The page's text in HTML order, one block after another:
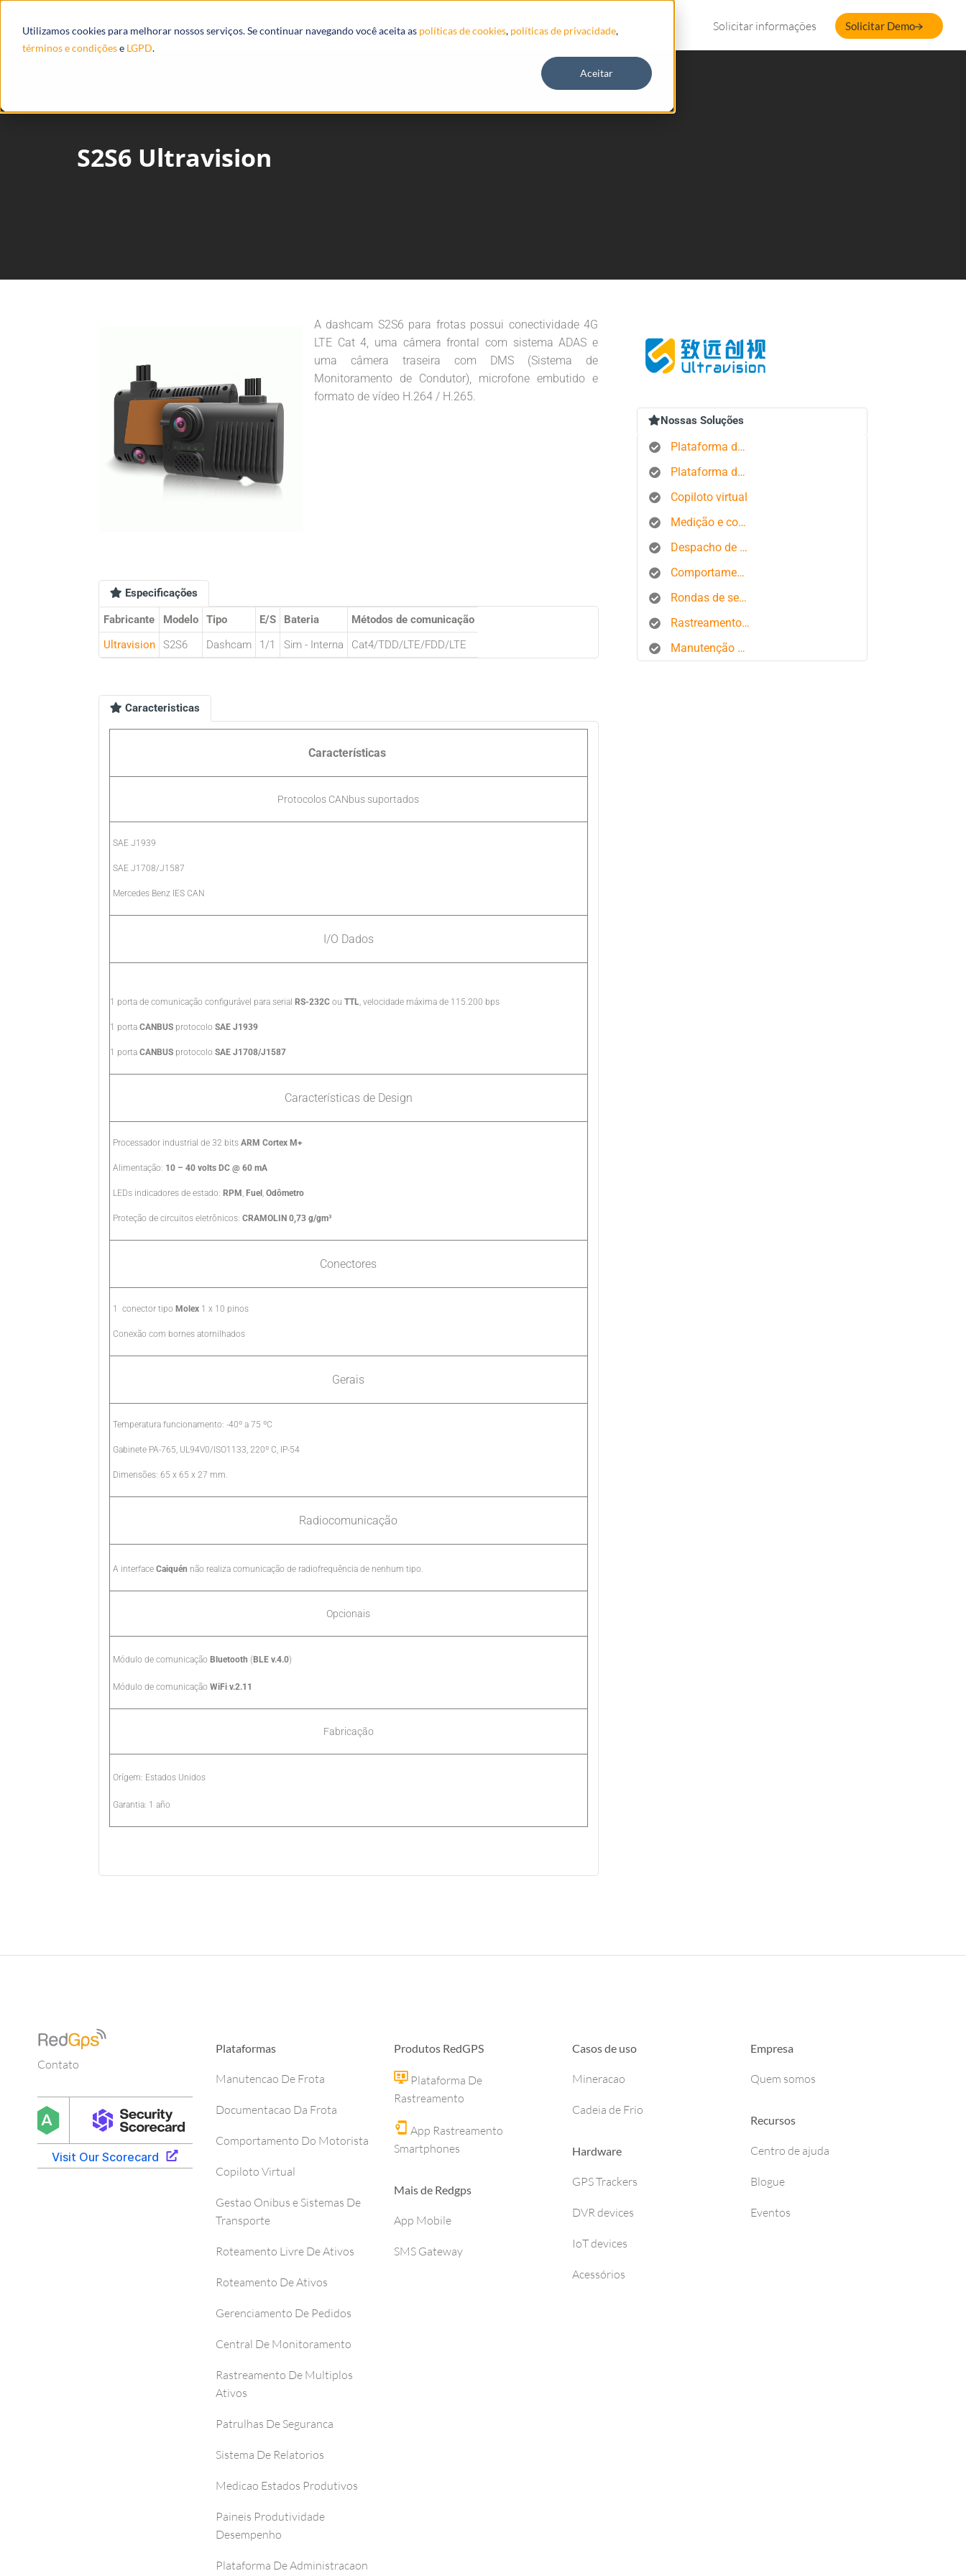
Utilizamos cookies para melhorar nossos serviços. Se continuar navegando você aceita as políticas de cookies, políticas de privacidade,
términos e condiçõese LGPD.
Aceitar
Produtos Ecossistema Integrações Recursos Solicitar informações Solicitar Demo
S2S6 Ultravision
A dashcam S2S6 para frotas possui conectividade 4G
LTE Cat 4, uma câmera frontal com sistema ADAS e
uma câmera traseira com DMS (Sistema de
Monitoramento de Condutor), microfone embutido e
formato de vídeo H.264 / H.265.
Especificações
Fabricante Modelo Tipo E/S Bateria
Métodos de comunicação
Ultravision
S2S6 Dashcam 1/1 Sim - Interna Cat4/TDD/LTE/FDD/LTE
Caracteristicas
Características
Protocolos CANbus suportados
SAE J1939
SAE J1708/J1587
Mercedes Benz IES CAN
I/O Dados
1 porta de comunicação configurável para serial RS-232Cou TTL, velocidade máxima de 115.200 bps
1 porta CANBUSprotocolo SAE J1939
1 porta CANBUSprotocolo SAE J1708/J1587
Características de Design
Processador industrial de 32 bits ARM Cortex M+
Alimentação: 10 – 40 volts DC @ 60 mA
LEDs indicadores de estado: RPM , Fuel , Odômetro
Proteção de circuitos eletrônicos: CRAMOLIN 0,73 g/gm³
Conectores
1 conector tipo Molex1 x 10 pinos
Conexão com bornes atornilhados
Gerais
Temperatura funcionamento: -40º a 75 ºC
Gabinete PA-765, UL94V0/ISO1133, 220º C, IP-54
Dimensões: 65 x 65 x 27 mm.
Radiocomunicação
A interface Caiquén não realiza comunicação de radiofrequência de nenhum tipo.
Opcionais
Módulo de comunicação Bluetooth ( BLE v.4.0)
Módulo de comunicação WiFi v.2.11
Fabricação
Orígem: Estados Unidos
Garantia: 1 año
Nossas Soluções
Plataforma de rastreamento GPS
Plataforma de gerenciamento de pedidos
Copiloto virtual
Medição e controle de estados produtivos
Despacho de ônibus
Comportamento do motorista
Rondas de segurança
Rastreamento de smartphone
Manutenção de frota
Contato
Plataformas
Manutencao De Frota
Documentacao Da Frota
Comportamento Do Motorista
Copiloto Virtual
Gestao Onibus e Sistemas De
Transporte
Roteamento Livre De Ativos
Roteamento De Ativos
Gerenciamento De Pedidos
Central De Monitoramento
Rastreamento De Multiplos
Ativos
Patrulhas De Seguranca
Sistema De Relatorios
Medicao Estados Produtivos
Paineis Produtividade
Desempenho
Plataforma De Administracaon
Produtos RedGPS
Plataforma De
Rastreamento
App Rastreamento
Smartphones
Mais de Redgps
App Mobile
SMS Gateway
Casos de uso
Mineracao
Cadeia de Frio
Hardware
GPS Trackers
DVR devices
IoT devices
Acessórios
Empresa
Quem somos
Recursos
Centro de ajuda
Blogue
Eventos